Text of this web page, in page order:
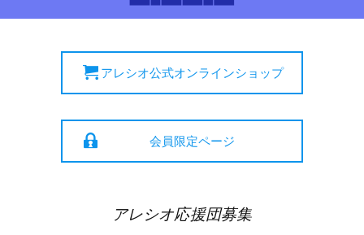
アレシオ公式オンラインショップ
会員限定ページ
アレシオ応援団募集